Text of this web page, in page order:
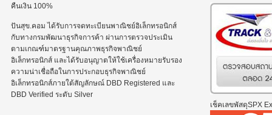
คืนเงิน 100%
ปันสุข.คอม ได้รับการจดทะเบียนพาณิชย์อิเล็กทรอนิกส์
กับทางกรมพัฒนาธุรกิจการค้า ผ่านการตรวจประเมิน
ตามเกณฑ์มาตรฐานคุณภาพธุรกิจพาณิชย์
อิเล็กทรอนิกส์ และได้รับอนุญาตให้ใช้เครื่องหมายรับรอง
ความน่าเชื่อถือในการประกอบธุรกิจพาณิชย์
อิเล็กทรอนิกส์ภายใต้สัญลักษณ์ DBD Registered และ
DBD Verified ระดับ Silver
เช็คเลขพัสดุSPX